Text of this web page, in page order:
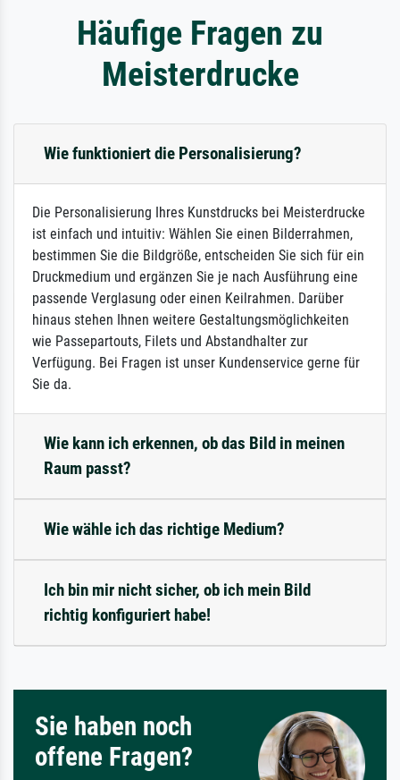
Häufige Fragen zu
Meisterdrucke
Wie funktioniert die Personalisierung?
Die Personalisierung Ihres Kunstdrucks bei Meisterdrucke
ist einfach und intuitiv: Wählen Sie einen Bilderrahmen,
bestimmen Sie die Bildgröße, entscheiden Sie sich für ein
Druckmedium und ergänzen Sie je nach Ausführung eine
passende Verglasung oder einen Keilrahmen. Darüber
hinaus stehen Ihnen weitere Gestaltungsmöglichkeiten
wie Passepartouts, Filets und Abstandhalter zur
Verfügung. Bei Fragen ist unser Kundenservice gerne für
Sie da.
Wie kann ich erkennen, ob das Bild in meinen
Raum passt?
Wie wähle ich das richtige Medium?
Ich bin mir nicht sicher, ob ich mein Bild
richtig konfiguriert habe!
Sie haben noch
offene Fragen?